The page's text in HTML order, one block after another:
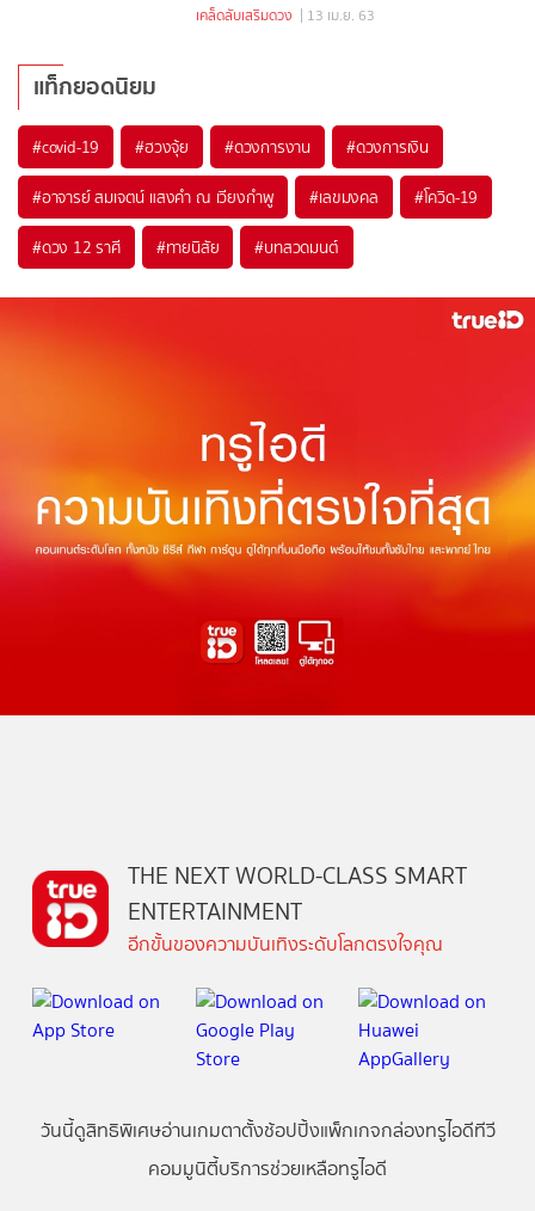
เคล็ดลับเสริมดวง | 13 เม.ย. 63
แท็กยอดนิยม
#covid-19 #ฮวงจุ้ย #ดวงการงาน #ดวงการเงิน
#อาจารย์ สมเจตน์ แสงคำ ณ เวียงกำพู #เลขมงคล #โควิด-19
#ดวง 12 ราศี #ทายนิสัย #บทสวดมนต์
THE NEXT WORLD-CLASS SMART
ENTERTAINMENT
อีกขั้นของความบันเทิงระดับโลกตรงใจคุณ
วันนี้ดูสิทธิพิเศษอ่านเกมตาตั้งช้อปปิ้งแพ็กเกจกล่องทรูไอดีทีวี
คอมมูนิตี้บริการช่วยเหลือทรูไอดี